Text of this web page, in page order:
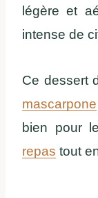
légère et
intense de
Ce dessert
mascarpone
bien pour
repas tout